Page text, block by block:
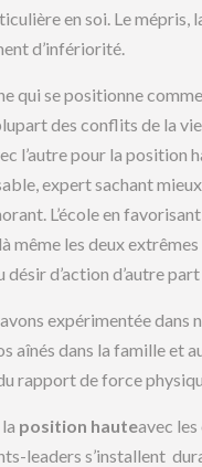
en soi. Le mépris,
d’infériorité.
qui se positionne
des conflits de la
l’autre pour la position
expert sachant
L’école en
les deux
d’action d’autre part
expérimentée dans
aînés dans la famille et
rapport de force
position hauteavec
leaders s’installent